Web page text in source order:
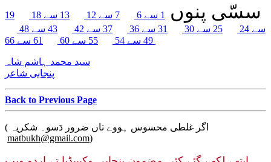
سسّی پنوں 1 سے 6 7 سے 12 13 سے 18
19
سے 24
25 سے 30 31 سے 36 37 سے 42
43 سے 48
49 سے 54
55 سے 60
سید محمد ہاشم شاہ
پنجابی شاعر
Back to Previous Page
( اگر غلطی محسوس ہووے تاں ضرور دَسو۔ شکریہ
matbukh@gmail.com)